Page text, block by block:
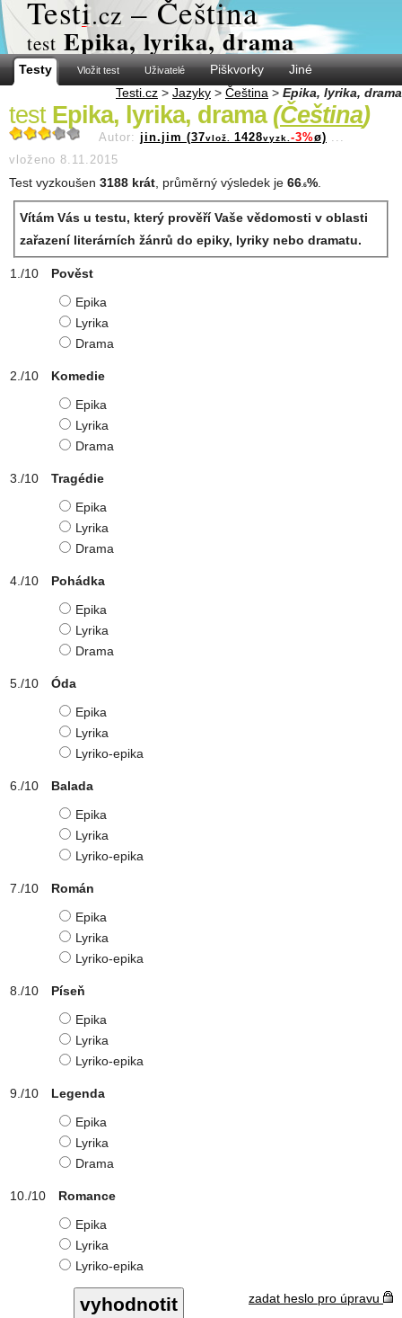
Testi.cz – Čeština
test Epika, lyrika, drama
Testy Vložit test Uživatelé Piškvorky
Jiné
Testi.cz > Jazyky > Čeština > Epika, lyrika, drama
test Epika, lyrika, drama (Čeština)
Autor: jin.jim (37vlož. 1428vyzk. -3%ø) ...
vloženo 8.11.2015
Test vyzkoušen 3188 krát , průměrný výsledek je 66 .6%
Vítám Vás u testu, který prověří Vaše vědomosti v oblasti
zařazení literárních žánrů do epiky, lyriky nebo dramatu.
Pověst
Epika
Lyrika
Drama
Komedie
Epika
Lyrika
Drama
Tragédie
Epika
Lyrika
Drama
Pohádka
Epika
Lyrika
Drama
Óda
Epika
Lyrika
Lyriko-epika
Balada
Epika
Lyrika
Lyriko-epika
Román
Epika
Lyrika
Lyriko-epika
Píseň
Epika
Lyrika
Lyriko-epika
Legenda
Epika
Lyrika
Drama
Romance
Epika
Lyrika
Lyriko-epika
zadat heslo pro úpravu